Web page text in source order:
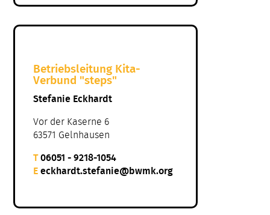
Betriebsleitung Kita-
Verbund "steps"
Stefanie Eckhardt
Vor der Kaserne 6
63571 Gelnhausen
T06051 - 9218-1054
Eeckhardt.stefanie@bwmk.org